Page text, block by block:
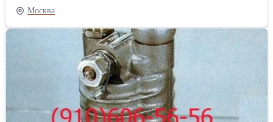
производстве РТИ и ПВХ изделий для различных отраслей
промышленности, строительства и сельского хозяйства.
Компания является дистрибутором как отечественных заводов
“Курскрезинотехника”, “Ярославль-Резинотехника” (ЯРТ),
“Красный Треугольник”, так и зарубежных фирм Sava
(Словения), Dunlop (Нидерланды), NILOS, Optibelt (Германия),
RUBENA (Чехия), занимающих лидирующие позиции на рынке
конвейерных лент, РТИ и стыковочных материалов. Основным
видом деятельности оказания услуг является поставка и стыковка
конвейерных лент на предприятиях заказчика, поставка
Москва